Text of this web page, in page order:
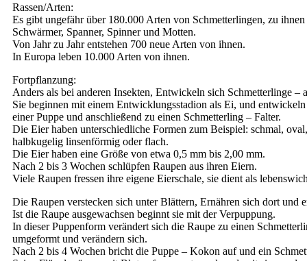
Rassen/Arten:
Es gibt ungefähr über 180.000 Arten von Schmetterlingen, zu
Schwärmer, Spanner, Spinner und Motten.
Von Jahr zu Jahr entstehen 700 neue Arten von ihnen.
In Europa leben 10.000 Arten von ihnen.
Fortpflanzung:
Anders als bei anderen Insekten, Entwickeln sich Schmetterlinge –
Sie beginnen mit einem Entwicklungsstadion als Ei, und
einer Puppe und anschließend zu einen Schmetterling – Falter.
Die Eier haben unterschiedliche Formen zum Beispiel: schmal,
halbkugelig linsenförmig oder flach.
Die Eier haben eine Größe von etwa 0,5 mm bis 2,00 mm.
Nach 2 bis 3 Wochen schlüpfen Raupen aus ihren Eiern.
Viele Raupen fressen ihre eigene Eierschale, sie dient als
Die Raupen verstecken sich unter Blättern, Ernähren sich dort und
Ist die Raupe ausgewachsen beginnt sie mit der Verpuppung.
In dieser Puppenform verändert sich die Raupe zu einen
umgeformt und verändern sich.
Nach 2 bis 4 Wochen bricht die Puppe – Kokon auf und ein